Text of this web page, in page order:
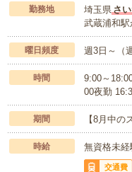
勤務地 埼玉県 さ
武蔵浦和駅
曜日頻度 週3日～（
時間
9:00～
00夜勤
期間 【8月中
時給 無資格未
交通費